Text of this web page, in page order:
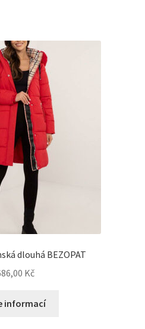
dlouhá BEZOPAT
Kč
informací